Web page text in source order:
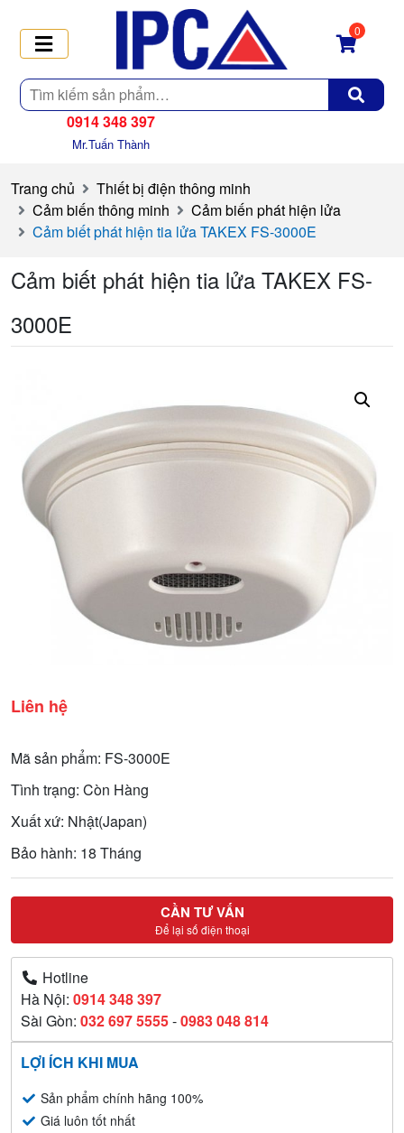
Tìm
kiếm
0
0914 348 397
Mr.Tuấn Thành
Trang chủ
Thiết bị điện thông minh
Cảm biến thông minh
Cảm biến phát hiện lửa
Cảm biết phát hiện tia lửa TAKEX FS-3000E
Cảm biết phát hiện tia lửa TAKEX FS-
3000E
Liên hệ
Mã sản phẩm: FS-3000E
Tình trạng: Còn Hàng
Xuất xứ: Nhật(Japan)
Bảo hành: 18 Tháng
CẦN TƯ VẤN
Để lại số điện thoại
Hotline
Hà Nội: 0914 348 397
Sài Gòn: 032 697 5555-0983 048 814
LỢI ÍCH KHI MUA
Sản phẩm chính hãng 100%
Giá luôn tốt nhất